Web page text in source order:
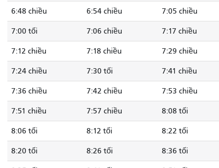
6:48 chiều 6:54 chiều 7:05 chiều
7:00 tối 7:06 chiều 7:17 chiều
7:12 chiều 7:18 chiều 7:29 chiều
7:24 chiều 7:30 tối 7:41 chiều
7:36 chiều 7:42 chiều 7:53 chiều
7:51 chiều 7:57 chiều 8:08 tối
8:06 tối 8:12 tối 8:22 tối
8:20 tối 8:26 tối 8:36 tối